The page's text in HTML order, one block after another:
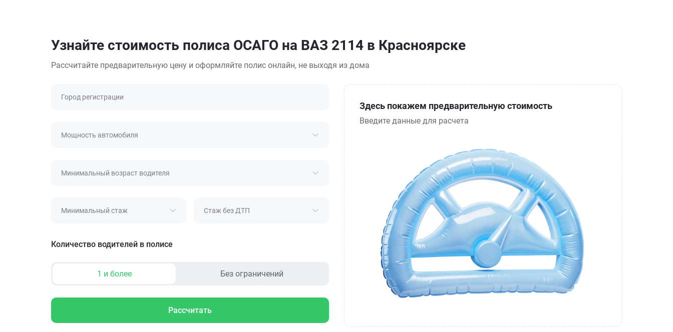
Узнайте стоимость полиса ОСАГО на ВАЗ 2114 в Красноярске
Рассчитайте предварительную цену и оформляйте полис онлайн, не выходя из дома
Город регистрации
Мощность автомобиля
Минимальный возраст водителя
Минимальный стаж Стаж без ДТП
Количество водителей в полисе
1 и более Без ограничений
Рассчитать
Здесь покажем предварительную стоимость
Введите данные для расчета